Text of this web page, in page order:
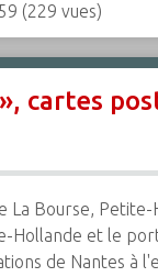
(229 vues)
cartes
La Bourse,
Hollande et le
de Nantes à